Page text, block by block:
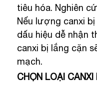
tiêu hóa. Nghiên
Nếu lượng canxi
dấu hiệu dễ nhận
canxi bị lắng cặn
mạch.
CHỌN LOẠI